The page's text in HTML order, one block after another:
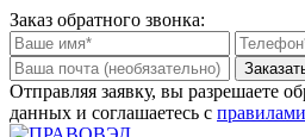
Заказ обратного звонка:
Отправляя заявку, вы разрешаете
данных и соглашаетесь с